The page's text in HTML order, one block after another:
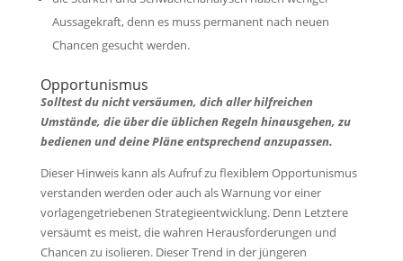
Aussagekraft, denn es muss permanent nach neuen
Chancen gesucht werden.
Opportunismus
Solltest du nicht versäumen, dich aller hilfreichen
Umstände, die über die üblichen Regeln hinausgehen, zu
bedienen und deine Pläne entsprechend anzupassen.
Dieser Hinweis kann als Aufruf zu flexiblem Opportunismus
verstanden werden oder auch als Warnung vor einer
vorlagengetriebenen Strategieentwicklung. Denn Letztere
versäumt es meist, die wahren Herausforderungen und
Chancen zu isolieren. Dieser Trend in der jüngeren